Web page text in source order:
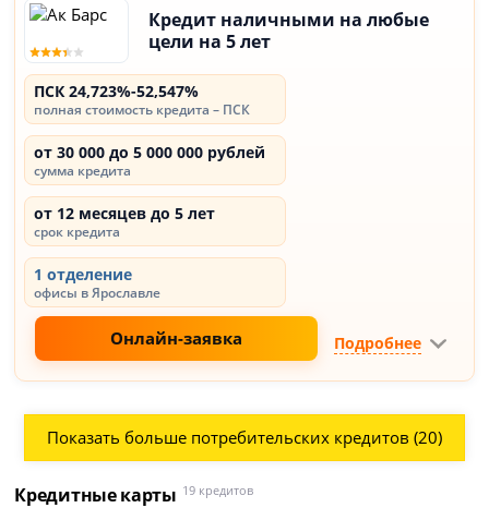
Кредит наличными на любые
цели на 5 лет
ПСК 24,723%-52,547%
полная стоимость кредита – ПСК
от 30 000 до 5 000 000 рублей
сумма кредита
от 12 месяцев до 5 лет
срок кредита
1 отделение
офисы в Ярославле
Онлайн-заявка Подробнее
Показать больше потребительских кредитов (20)
Кредитные карты 19 кредитов